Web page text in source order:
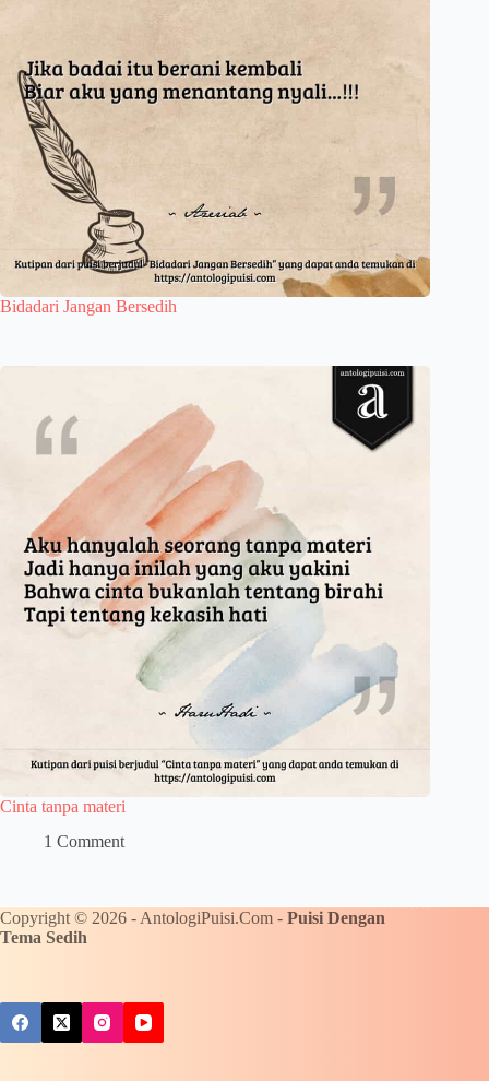
Bidadari Jangan Bersedih
Cinta tanpa materi
1 Comment
Copyright © 2026 - AntologiPuisi.Com - Puisi Dengan
Tema Sedih